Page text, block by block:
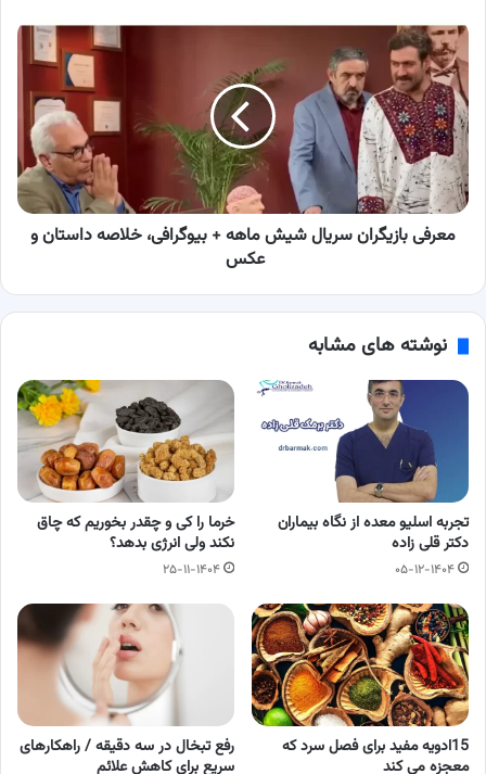
معرفی
بازیگران
سریال
شیش
ماهه
+
بیوگرافی،
خلاصه
داستان
معرفی بازیگران سریال شیش ماهه + بیوگرافی، خلاصه داستان و
عکس
نوشته های مشابه
تجربه اسلیو معده از نگاه بیماران
دکتر قلی زاده
۰۵-۱۲-۱۴۰۴
خرما را کی و چقدر بخوریم که چاق
نکند ولی انرژی بدهد؟
۲۵-۱۱-۱۴۰۴
15ادویه مفید برای فصل سرد که
معجزه می کند
رفع تبخال در سه دقیقه / راهکارهای
سریع برای کاهش علائم